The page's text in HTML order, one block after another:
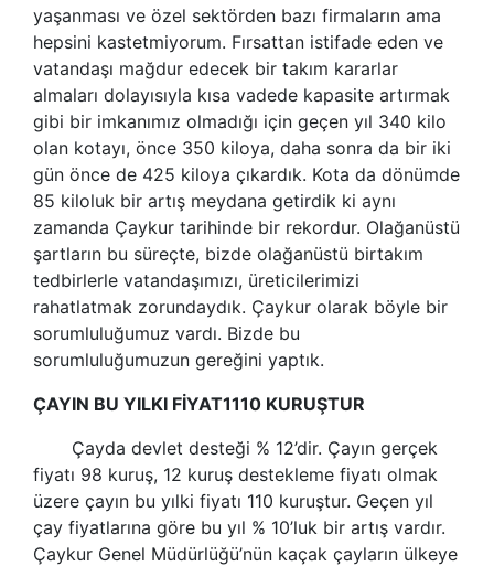
yaşanması ve özel sektörden bazı firmaların ama
hepsini kastetmiyorum. Fırsattan istifade eden ve
vatandaşı mağdur edecek bir takım kararlar
almaları dolayısıyla kısa vadede kapasite artırmak
gibi bir imkanımız olmadığı için geçen yıl 340 kilo
olan kotayı, önce 350 kiloya, daha sonra da bir iki
gün önce de 425 kiloya çıkardık. Kota da dönümde
85 kiloluk bir artış meydana getirdik ki aynı
zamanda Çaykur tarihinde bir rekordur. Olağanüstü
şartların bu süreçte, bizde olağanüstü birtakım
tedbirlerle vatandaşımızı, üreticilerimizi
rahatlatmak zorundaydık. Çaykur olarak böyle bir
sorumluluğumuz vardı. Bizde bu
sorumluluğumuzun gereğini yaptık.
ÇAYIN BU YILKI FİYAT1110 KURUŞTUR
Çayda devlet desteği % 12’dir. Çayın gerçek
fiyatı 98 kuruş, 12 kuruş destekleme fiyatı olmak
üzere çayın bu yılki fiyatı 110 kuruştur. Geçen yıl
çay fiyatlarına göre bu yıl % 10’luk bir artış vardır.
Çaykur Genel Müdürlüğü’nün kaçak çayların ülkeye